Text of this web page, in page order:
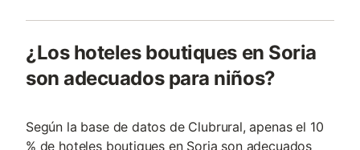
¿Los hoteles boutiques en Soria
son adecuados para niños?
Según la base de datos de Clubrural, apenas el 10
% de hoteles boutiques en Soria son adecuados